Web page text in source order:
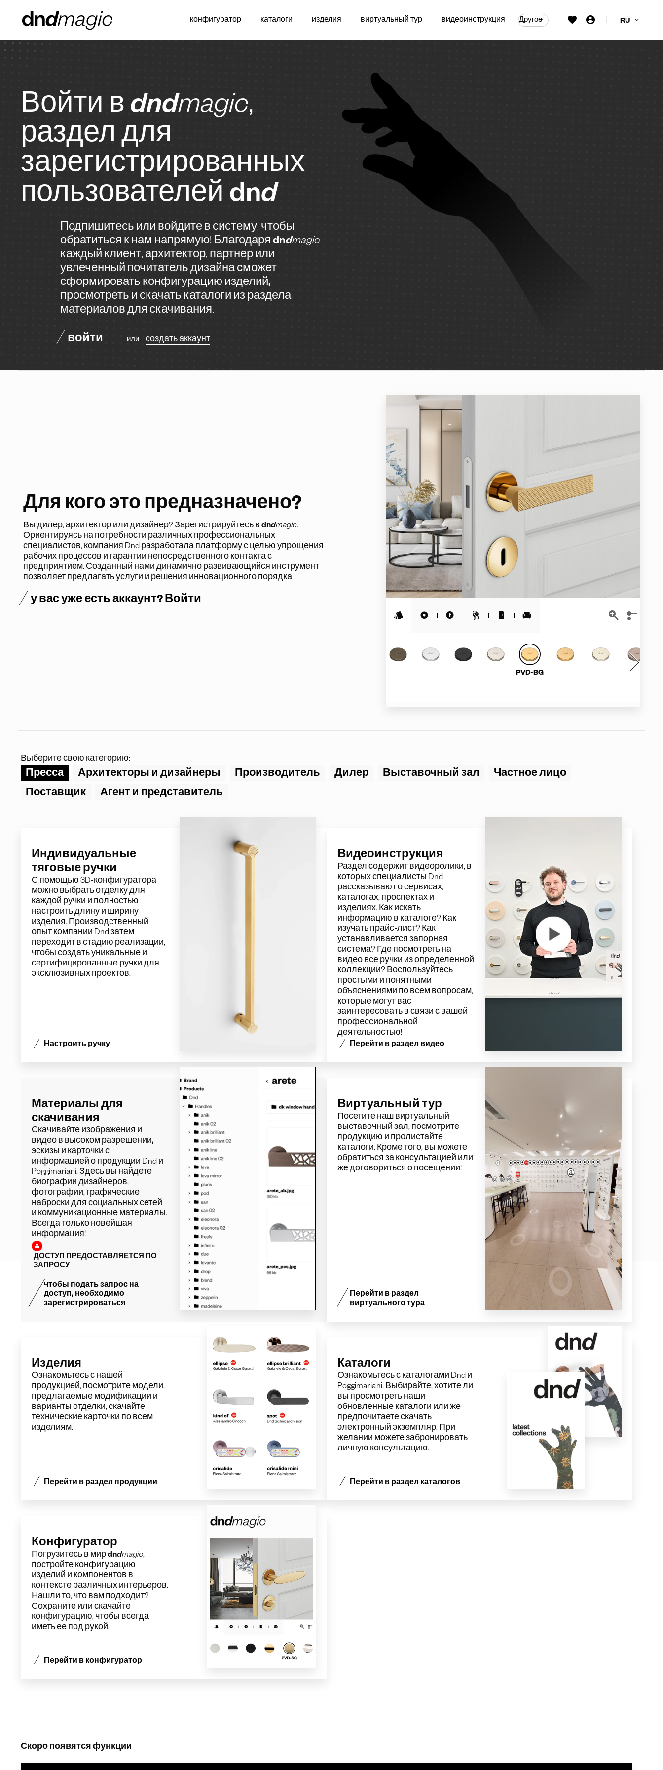
конфигуратор каталоги изделия виртуальный тур видеоинструкция Другое RU
Войти в dndmagic,
раздел для
зарегистрированных
пользователей dnd
Подпишитесь или войдите в систему, чтобы
обратиться к нам напрямую! Благодаря dndmagic
каждый клиент, архитектор, партнер или
увлеченный почитатель дизайна сможет
сформировать конфигурацию изделий,
просмотреть и скачать каталоги из раздела
материалов для скачивания.
войти или создать аккаунт
Для кого это предназначено?
Вы дилер, архитектор или дизайнер? Зарегистрируйтесь в dndmagic.
Ориентируясь на потребности различных профессиональных
специалистов, компания Dnd разработала платформу с целью упрощения
рабочих процессов и гарантии непосредственного контакта с
предприятием. Созданный нами динамично развивающийся инструмент
позволяет предлагать услуги и решения инновационного порядка
у вас уже есть аккаунт? Войти
Выберите свою категорию:
Пресса Архитекторы и дизайнеры Производитель Дилер Выставочный зал
Частное лицо
Поставщик
Агент и представитель
Индивидуальные
тяговые ручки
С помощью 3D-конфигуратора
можно выбрать отделку для
каждой ручки и полностью
настроить длину и ширину
изделия. Производственный
опыт компании Dnd затем
переходит в стадию реализации,
чтобы создать уникальные и
сертифицированные ручки для
эксклюзивных проектов.
Настроить ручку
Видеоинструкция
Раздел содержит видеоролики, в
которых специалисты Dnd
рассказывают о сервисах,
каталогах, проспектах и
изделиях. Как искать
информацию в каталоге? Как
изучать прайс-лист? Как
устанавливается запорная
система? Где посмотреть на
видео все ручки из определенной
коллекции? Воспользуйтесь
простыми и понятными
объяснениями по всем вопросам,
которые могут вас
заинтересовать в связи с вашей
профессиональной
деятельностью!
Перейти в раздел видео
Материалы для
скачивания
Скачивайте изображения и
видео в высоком разрешении,
эскизы и карточки с
информацией о продукции Dnd и
Poggimariani. Здесь вы найдете
биографии дизайнеров,
фотографии, графические
наброски для социальных сетей
и коммуникационные материалы.
Всегда только новейшая
информация!
ДОСТУП ПРЕДОСТАВЛЯЕТСЯ ПО
ЗАПРОСУ
чтобы подать запрос на
доступ, необходимо
зарегистрироваться
Виртуальный тур
Посетите наш виртуальный
выставочный зал, посмотрите
продукцию и пролистайте
каталоги. Кроме того, вы можете
обратиться за консультацией или
же договориться о посещении!
Перейти в раздел
виртуального тура
Изделия
Ознакомьтесь с нашей
продукцией, посмотрите модели,
предлагаемые модификации и
варианты отделки, скачайте
технические карточки по всем
изделиям.
Перейти в раздел продукции
Каталоги
Ознакомьтесь с каталогами Dnd и
Poggimariani. Выбирайте, хотите ли
вы просмотреть наши
обновленные каталоги или же
предпочитаете скачать
электронный экземпляр. При
желании можете забронировать
личную консультацию.
Перейти в раздел каталогов
Конфигуратор
Погрузитесь в мирdndmagic,
постройте конфигурацию
изделий и компонентов в
контексте различных интерьеров.
Нашли то, что вам подходит?
Сохраните или скачайте
конфигурацию, чтобы всегда
иметь ее под рукой.
Перейти в конфигуратор
Скоро появятся функции